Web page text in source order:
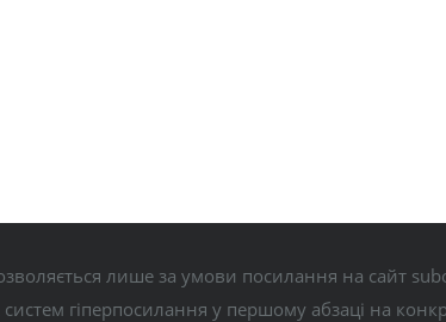
лише за умови посилання на сайт
гіперпосилання у першому абзаці на